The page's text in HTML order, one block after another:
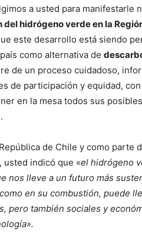
a usted para manifestarle
del hidrógeno verde en la
este desarrollo está siendo
como alternativa de
de un proceso cuidadoso,
de participación y equidad,
en la mesa todos sus
de Chile y como parte
usted indicó que «el hidrógeno
nos lleve a un futuro más
en su combustión, puede
pero también sociales y